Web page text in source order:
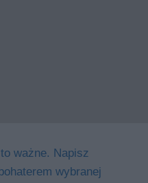
ważne. Napisz
wybranej